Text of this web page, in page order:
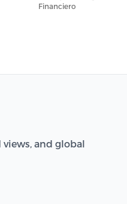
Financiero
and global